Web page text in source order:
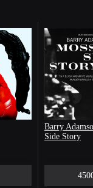
Barry
Side Story